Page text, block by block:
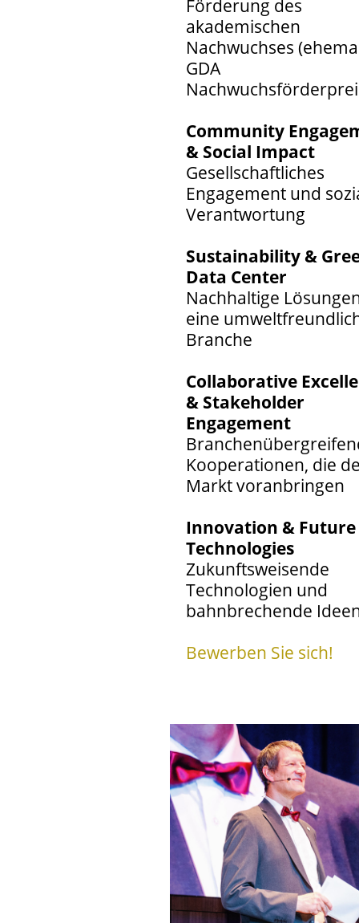
Förderung des
akademischen
Nachwuchses
GDA
Community
& Social Impact
Gesellschaftliches
Engagement und
Verantwortung
Sustainability &
Data Center
Nachhaltige
eine
Branche
Collaborative
& Stakeholder
Engagement
Kooperationen, die
Markt voranbringen
Innovation & Future
Technologies
Zukunftsweisende
Technologien und
bahnbrechende
Bewerben Sie sich!